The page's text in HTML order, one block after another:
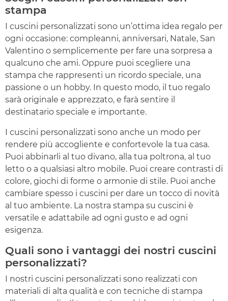
stampa
I cuscini personalizzati sono un’ottima idea regalo per
ogni occasione: compleanni, anniversari, Natale, San
Valentino o semplicemente per fare una sorpresa a
qualcuno che ami. Oppure puoi scegliere una
stampa che rappresenti un ricordo speciale, una
passione o un hobby. In questo modo, il tuo regalo
sarà originale e apprezzato, e farà sentire il
destinatario speciale e importante.
I cuscini personalizzati sono anche un modo per
rendere più accogliente e confortevole la tua casa.
Puoi abbinarli al tuo divano, alla tua poltrona, al tuo
letto o a qualsiasi altro mobile. Puoi creare contrasti di
colore, giochi di forme o armonie di stile. Puoi anche
cambiare spesso i cuscini per dare un tocco di novità
al tuo ambiente. La nostra stampa su cuscini è
versatile e adattabile ad ogni gusto e ad ogni
esigenza.
Quali sono i vantaggi dei nostri cuscini
personalizzati?
I nostri cuscini personalizzati sono realizzati con
materiali di alta qualità e con tecniche di stampa